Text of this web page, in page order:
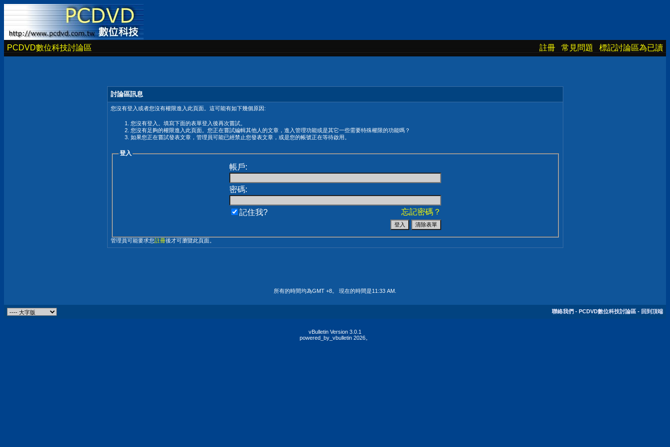
PCDVD數位科技討論區 註冊 常見問題 標記討論區為已讀
討論區訊息
您沒有登入或者您沒有權限進入此頁面。這可能有如下幾個原因:
您沒有登入。填寫下面的表單登入後再次嘗試。
您沒有足夠的權限進入此頁面。您正在嘗試編輯其他人的文章，進入管理功能或是其它一些需要特殊權限的功能嗎？
如果您正在嘗試發表文章，管理員可能已經禁止您發表文章，或是您的帳號正在等待啟用。
登入
帳戶:
密碼:
忘記密碼？
記住我?
管理員可能要求您註冊後才可瀏覽此頁面。
所有的時間均為GMT +8。 現在的時間是11:33 AM
聯絡我們 - PCDVD數位科技討論區 - 回到頂端
vBulletin Version 3.0.1
powered_by_vbulletin 2026。